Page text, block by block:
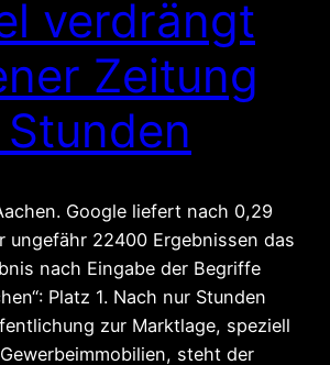
verdrängt
Zeitung
Google liefert nach 0,29
ungefähr 22400 Ergebnissen das
nach Eingabe der Begriffe
Platz 1. Nach nur Stunden
zur Marktlage, speziell
steht der